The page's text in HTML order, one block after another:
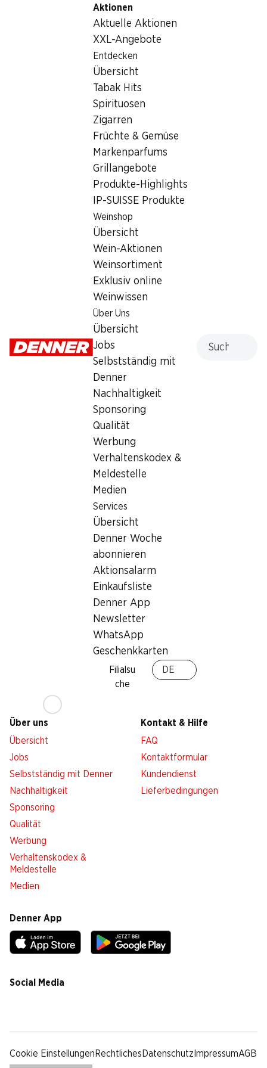
Aktionen
Aktuelle Aktionen
XXL-Angebote
Entdecken
Übersicht
Tabak Hits
Spirituosen
Zigarren
Früchte & Gemüse
Markenparfums
Grillangebote
Produkte-Highlights
IP-SUISSE Produkte
Weinshop
Übersicht
Wein-Aktionen
Weinsortiment
Exklusiv online
Weinwissen
Über Uns
Übersicht
Jobs
Selbstständig mit
Denner
Nachhaltigkeit
Sponsoring
Qualität
Werbung
Verhaltenskodex &
Meldestelle
Medien
Services
Übersicht
Denner Woche
abonnieren
Aktionsalarm
Einkaufsliste
Denner App
Newsletter
WhatsApp
Geschenkkarten
Filialsu
che
DE
Sonstiges
1035832
Bleiben Sie mit dem Denner Newsletter immer auf dem
neusten Stand. Melden Sie sich jetzt an!
Denner Woche abonnieren
Filialen
Filialsuche
Neue Standorte
Über uns
Übersicht
Jobs
Selbstständig mit Denner
Nachhaltigkeit
Sponsoring
Qualität
Werbung
Verhaltenskodex &
Meldestelle
Medien
Kontakt & Hilfe
FAQ
Kontaktformular
Kundendienst
Lieferbedingungen
Denner App
Social Media
Cookie Einstellungen Rechtliches Datenschutz ImpressumAGB